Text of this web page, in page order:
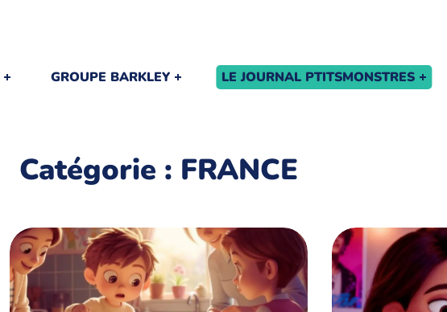
GROUPE BARKLEY LE JOURNAL PTITSMONSTRES
Catégorie : FRANCE